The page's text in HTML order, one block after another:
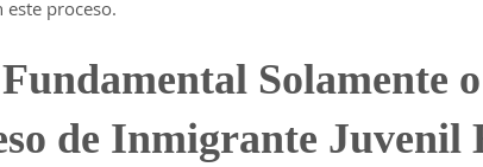
proceso.
Solamente
de Inmigrante Juvenil